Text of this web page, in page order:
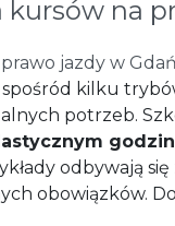
kursów na
jazdy w
kilku
potrzeb.
odbywają
obowiązków.